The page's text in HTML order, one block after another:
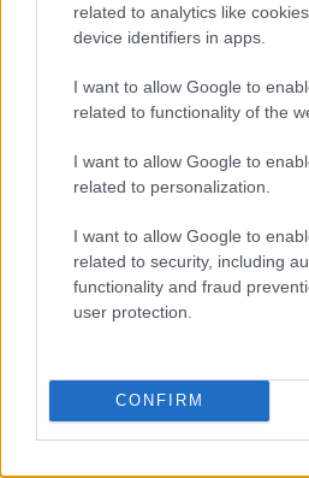
related to analytics like
device identifiers in apps.
I want to allow Google to
related to functionality of the
I want to allow Google to
related to personalization.
I want to allow Google to
related to security, including
functionality and fraud
user protection.
CONFIRM
Cómo Bitcoin y la IA están